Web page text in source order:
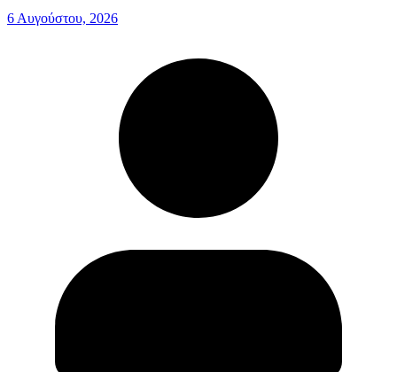
6 Αυγούστου, 2026